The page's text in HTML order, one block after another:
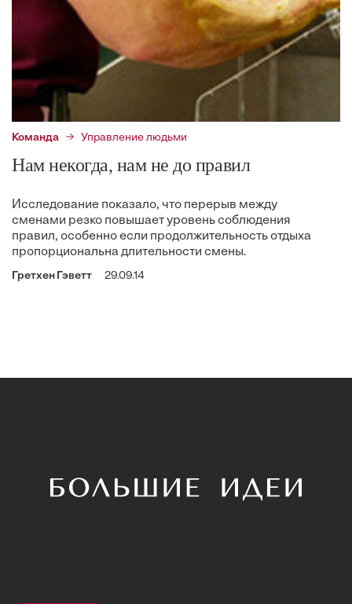
Команда Управление людьми
Нам некогда, нам не до правил
Исследование показало, что перерыв между
сменами резко повышает уровень соблюдения
правил, особенно если продолжительность отдыха
пропорциональна длительности смены.
Гретхен Гэветт 29.09.14